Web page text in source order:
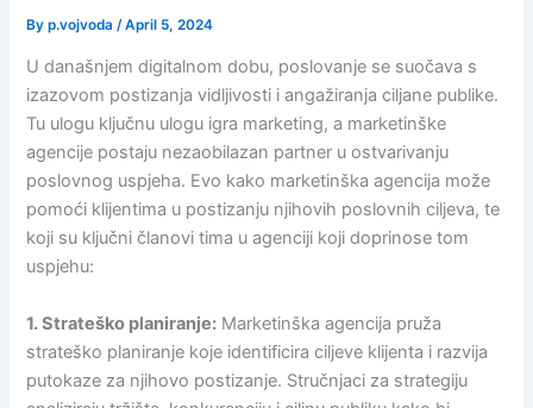
Byp.vojvoda/April 5, 2024
U današnjem digitalnom dobu, poslovanje se suočava s
izazovom postizanja vidljivosti i angažiranja ciljane publike.
Tu ulogu ključnu ulogu igra marketing, a marketinške
agencije postaju nezaobilazan partner u ostvarivanju
poslovnog uspjeha. Evo kako marketinška agencija može
pomoći klijentima u postizanju njihovih poslovnih ciljeva, te
koji su ključni članovi tima u agenciji koji doprinose tom
uspjehu:
1. Strateško planiranje: Marketinška agencija pruža
strateško planiranje koje identificira ciljeve klijenta i razvija
putokaze za njihovo postizanje. Stručnjaci za strategiju